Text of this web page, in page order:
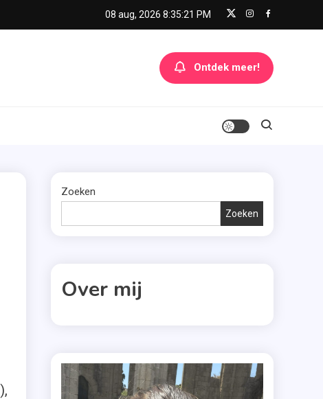
08 aug, 2026 8:35:22 PM
Ontdek meer!
Zoeken
Zoeken
Over mij